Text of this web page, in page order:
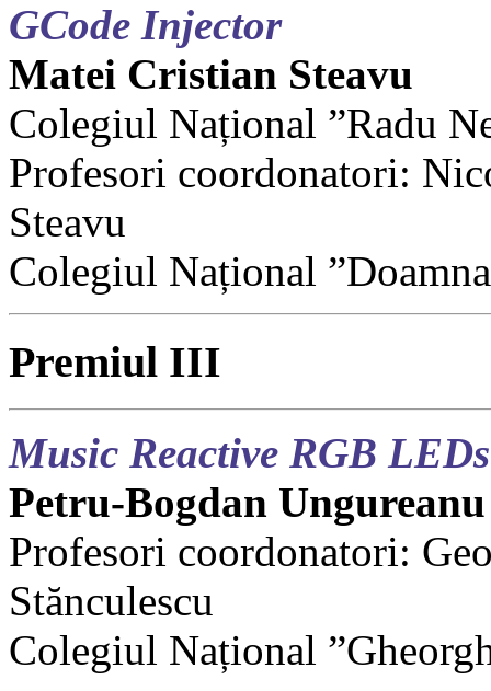
GCode Injector
Matei Cristian Steavu
Colegiul Național ”Radu
Profesori coordonatori:
Steavu
Colegiul Național
Premiul III
Music Reactive RGB LEDs
Petru-Bogdan Ungureanu
Profesori coordonatori:
Stănculescu
Colegiul Național